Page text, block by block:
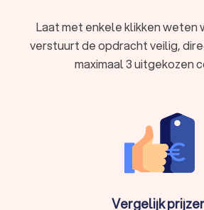
Laat met enkele klikken weten
verstuurt de opdracht veilig,
maximaal 3 uitgekozen
Vergelijk